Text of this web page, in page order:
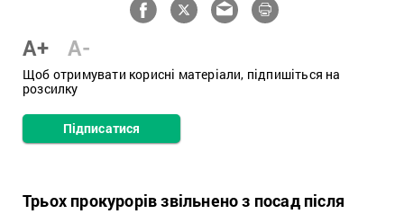
A+ A-
Щоб отримувати корисні матеріали, підпишіться на
розсилку
Підписатися
Трьох прокурорів звільнено з посад після